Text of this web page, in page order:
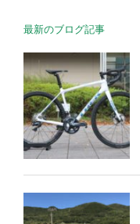
最新のブログ記事